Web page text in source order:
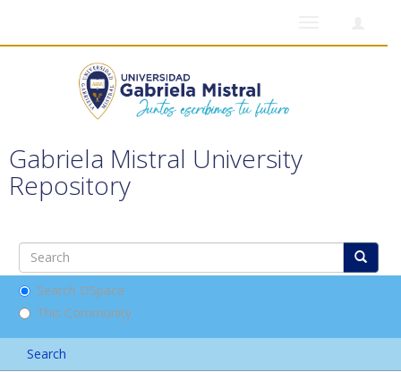
Gabriela Mistral University
Repository
Search DSpace
This Community
Search